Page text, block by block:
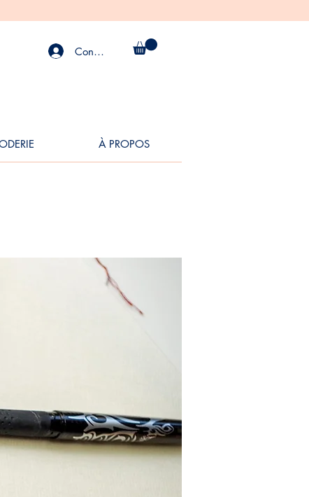
Connexion
À PROPOS